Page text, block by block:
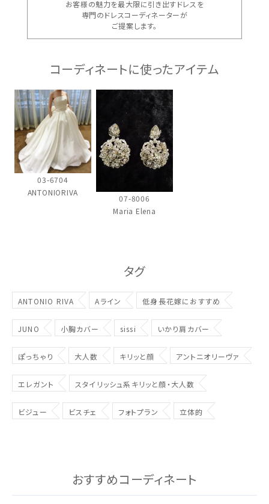
ウェディングマガジン
結婚式場を探す
フォトウエディング
神社結婚式 お問い合わせ
お客様の魅力を最大限に引き出すドレスを
専門のドレスコーディネーターが
ご提案します。
コーディネートに使ったアイテム
03-6704
ANTONIORIVA
07-8006
Maria Elena
タグ
ANTONIO RIVA Aライン 低身長花嫁におすすめ
JUNO 小胸カバー sissi いかり肩カバー
ぽっちゃり 大人数 キリッと顔 アントニオリーヴァ
エレガント スタイリッシュ系キリッと顔・大人数
ビジュー ビスチェ フォトプラン 立体的
おすすめコーディネート